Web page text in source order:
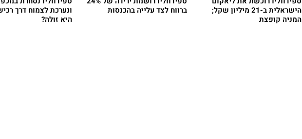
הישראלית ב-21 מיליון שקל;
המניה קופצת
ברווח לצד עלייה בהכנסות
ונערכת לצמוח דרך
היא זולה?